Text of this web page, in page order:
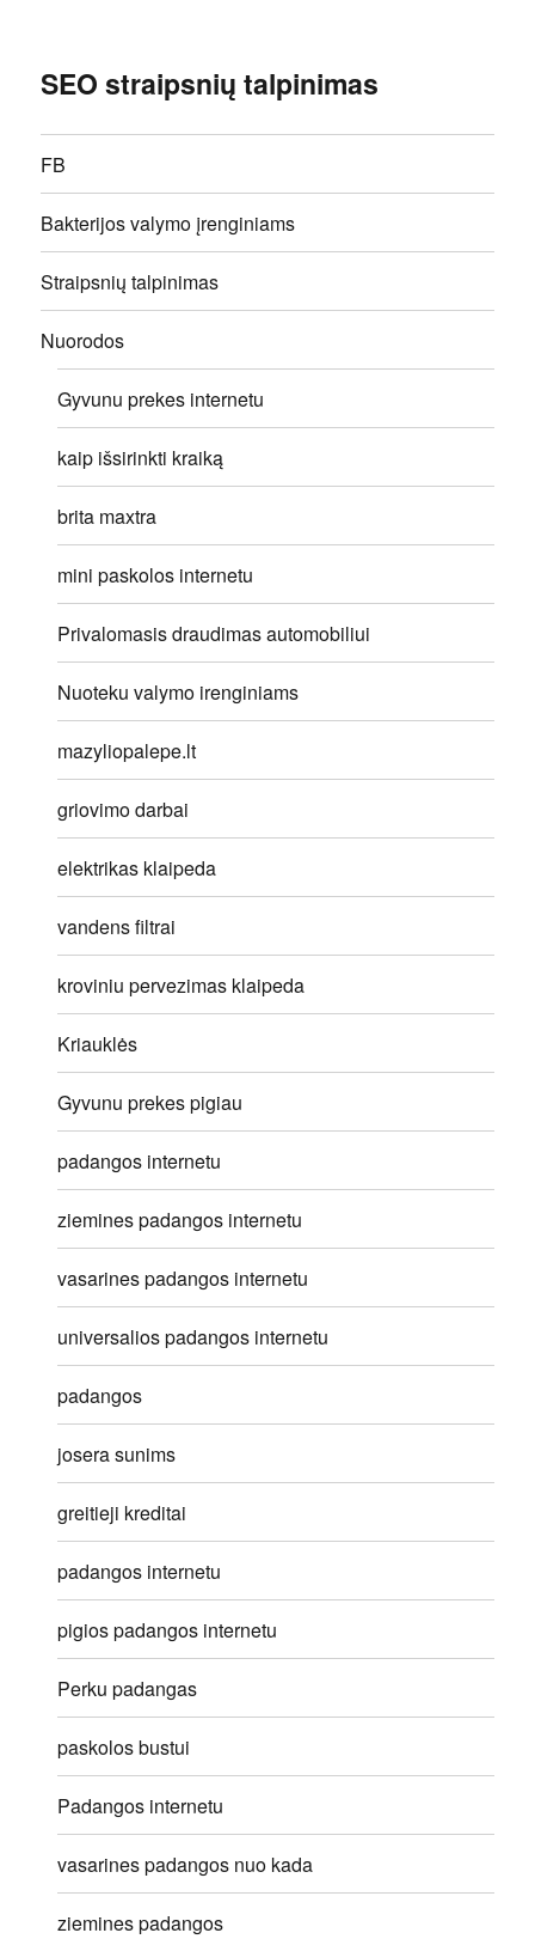
SEO straipsnių talpinimas
FB
Bakterijos valymo įrenginiams
Straipsnių talpinimas
Nuorodos
Gyvunu prekes internetu
kaip išsirinkti kraiką
brita maxtra
mini paskolos internetu
Privalomasis draudimas automobiliui
Nuoteku valymo irenginiams
mazyliopalepe.lt
griovimo darbai
elektrikas klaipeda
vandens filtrai
kroviniu pervezimas klaipeda
Kriauklės
Gyvunu prekes pigiau
padangos internetu
ziemines padangos internetu
vasarines padangos internetu
universalios padangos internetu
padangos
josera sunims
greitieji kreditai
padangos internetu
pigios padangos internetu
Perku padangas
paskolos bustui
Padangos internetu
vasarines padangos nuo kada
ziemines padangos